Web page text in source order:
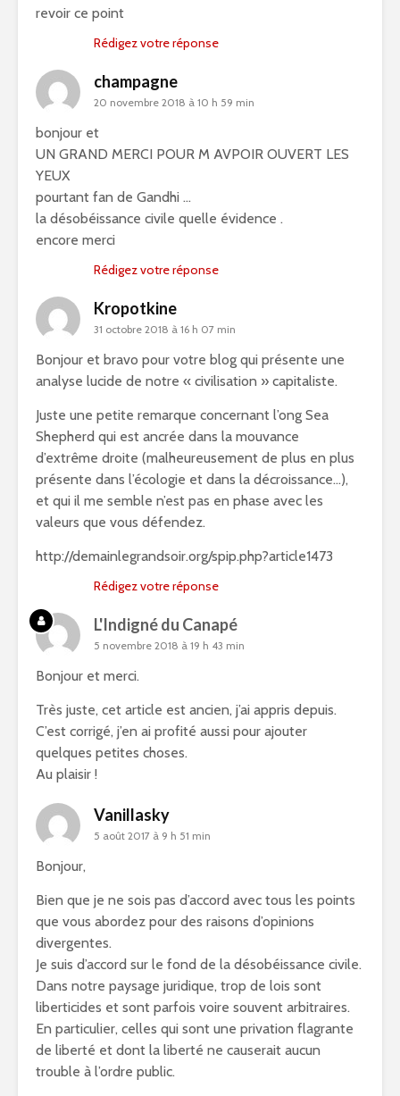
revoir ce point
Rédigez votre réponse
champagne
20 novembre 2018 à 10 h 59 min
bonjour et
UN GRAND MERCI POUR M AVPOIR OUVERT LES
YEUX
pourtant fan de Gandhi …
la désobéissance civile quelle évidence .
encore merci
Rédigez votre réponse
Kropotkine
31 octobre 2018 à 16 h 07 min
Bonjour et bravo pour votre blog qui présente une
analyse lucide de notre « civilisation » capitaliste.
Juste une petite remarque concernant l’ong Sea
Shepherd qui est ancrée dans la mouvance
d’extrême droite (malheureusement de plus en plus
présente dans l’écologie et dans la décroissance…),
et qui il me semble n’est pas en phase avec les
valeurs que vous défendez.
http://demainlegrandsoir.org/spip.php?article1473
Rédigez votre réponse
L'Indigné du Canapé
5 novembre 2018 à 19 h 43 min
Bonjour et merci.
Très juste, cet article est ancien, j’ai appris depuis.
C’est corrigé, j’en ai profité aussi pour ajouter
quelques petites choses.
Au plaisir !
Vanillasky
5 août 2017 à 9 h 51 min
Bonjour,
Bien que je ne sois pas d’accord avec tous les points
que vous abordez pour des raisons d’opinions
divergentes.
Je suis d’accord sur le fond de la désobéissance civile.
Dans notre paysage juridique, trop de lois sont
liberticides et sont parfois voire souvent arbitraires.
En particulier, celles qui sont une privation flagrante
de liberté et dont la liberté ne causerait aucun
trouble à l’ordre public.